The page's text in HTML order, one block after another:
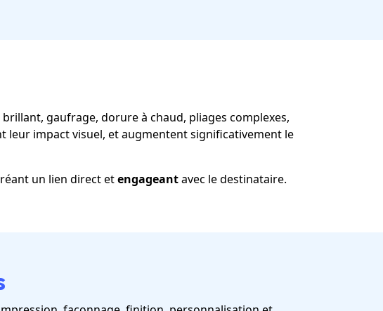
gaufrage, dorure à chaud, pliages complexes,
leur impact visuel, et augmentent significativement le
un lien direct etengageantavec le destinataire.